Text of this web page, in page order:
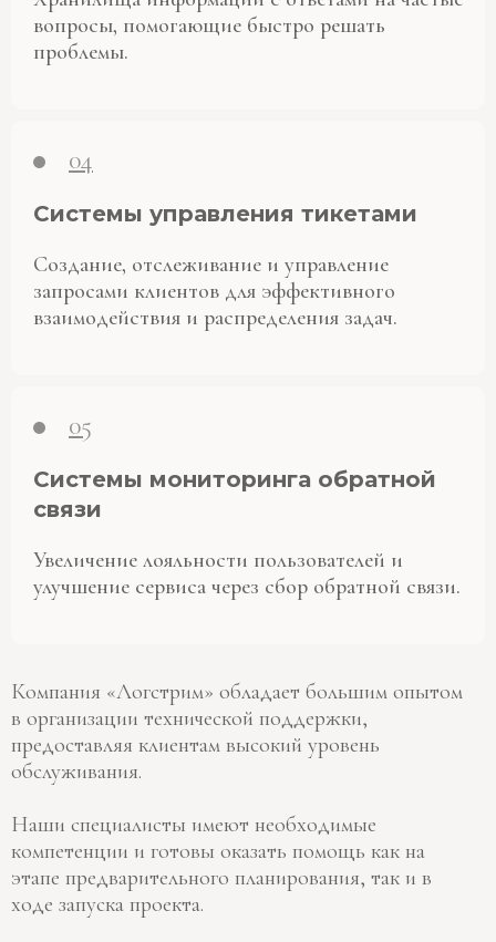
вопросы, помогающие быстро решать
проблемы.
04
Системы управления тикетами
Создание, отслеживание и управление
запросами клиентов для эффективного
взаимодействия и распределения задач.
05
Системы мониторинга обратной
связи
Увеличение лояльности пользователей и
улучшение сервиса через сбор обратной связи.
Компания «Логстрим» обладает большим опытом
в организации технической поддержки,
предоставляя клиентам высокий уровень
обслуживания.
Наши специалисты имеют необходимые
компетенции и готовы оказать помощь как на
этапе предварительного планирования, так и в
ходе запуска проекта.